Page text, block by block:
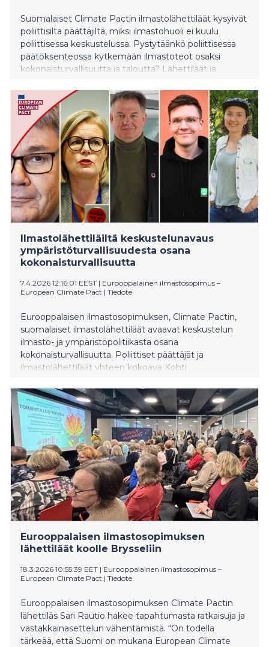
Suomalaiset Climate Pactin ilmastolähettiläät kysyivät
poliittisilta päättäjiltä, miksi ilmastohuoli ei kuulu
poliittisessa keskustelussa. Pystytäänkö poliittisessa
päätöksenteossa kytkemään ilmastoteot osaksi
kokonaisturvallisuutta ja taloutta? Lähettiläät ja
Suomen edustustossa tiistaina.
Ilmastolähettiläiltä keskustelunavaus
ympäristöturvallisuudesta osana
kokonaisturvallisuutta
7.4.2026 12:16:01 EEST | Eurooppalainen ilmastosopimus –
European Climate Pact | Tiedote
Eurooppalaisen ilmastosopimuksen, Climate Pactin,
suomalaiset ilmastolähettiläät avaavat keskustelun
ilmasto- ja ympäristöpolitiikasta osana
kokonaisturvallisuutta. Poliittiset päättäjät ja
ilmastolähettiläät yhteen kokoava Kohti
järjestetään tiistaina 14.4.2026 kello 10-12
Eurooppasalissa, Euroopan komission Suomen
edustusto, Malminkatu 16, Helsinki. Poliittisia päättäjiä
on kutsuttu paikalle kaikista puolueista, ja
ilmoittautuneiden runsas joukko edustaa puoleidensa
puheenjohtajistoa. Mukana on myös ympäristö- ja
ilmastoministeri Sari Multala. Puolueiden edustajat ja
tilaisuuden ohjelma
Eurooppalaisen ilmastosopimuksen
lähettiläät koolle Brysseliin
18.3.2026 10:55:39 EET | Eurooppalainen ilmastosopimus –
European Climate Pact | Tiedote
Eurooppalaisen ilmastosopimuksen Climate Pactin
lähettiläs Sari Rautio hakee tapahtumasta ratkaisuja ja
vastakkainasettelun vähentämistä. “On todella
tärkeää, että Suomi on mukana European Climate